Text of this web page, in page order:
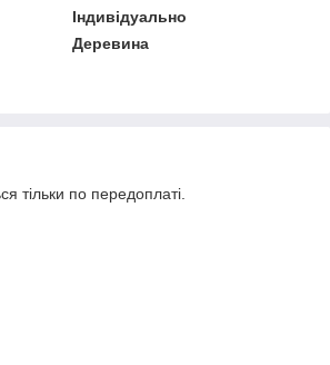
Індивідуально
Деревина
тільки по передоплаті.